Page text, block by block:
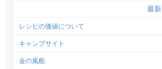
最新
レシピの価値について
キャンプサイト
金の風船